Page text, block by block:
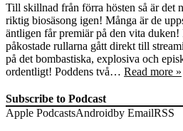
Till skillnad från förra hösten så är det
riktig biosäsong igen! Många är de
äntligen får premiär på den vita duken!
påkostade rullarna gått direkt till
på det bombastiska, explosiva och
ordentligt! Poddens två… Read more »
Subscribe to Podcast
Apple PodcastsAndroidby EmailRSS